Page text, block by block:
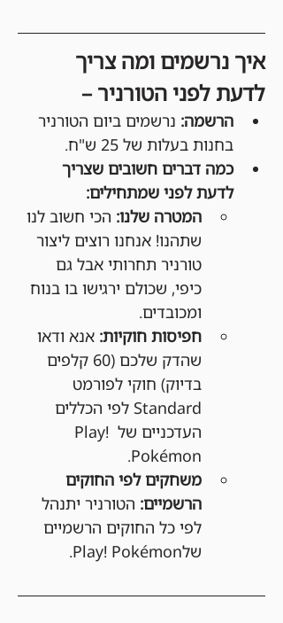
איך נרשמים ומה צריך
לדעת לפני הטורניר –
הרשמה: נרשמים ביום הטורניר
בחנות בעלות של 25 ש"ח.
כמה דברים חשובים שצריך
לדעת לפני שמתחילים:
המטרה שלנו: הכי חשוב לנו
שתהנו! אנחנו רוצים ליצור
טורניר תחרותי אבל גם
כיפי, שכולם ירגישו בו בנוח
ומכובדים.
חפיסות חוקיות: אנא ודאו
שהדק שלכם (60 קלפים
בדיוק) חוקי לפורמט
Standard לפי הכללים
העדכניים של Play!
Pokémon.
משחקים לפי החוקים
הרשמיים: הטורניר יתנהל
לפי כל החוקים הרשמיים
שלPlay! Pokémon.